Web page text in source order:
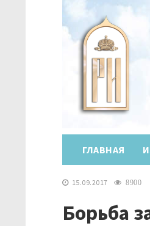
ГЛАВНАЯ
15.09.2017 8900
Борьба